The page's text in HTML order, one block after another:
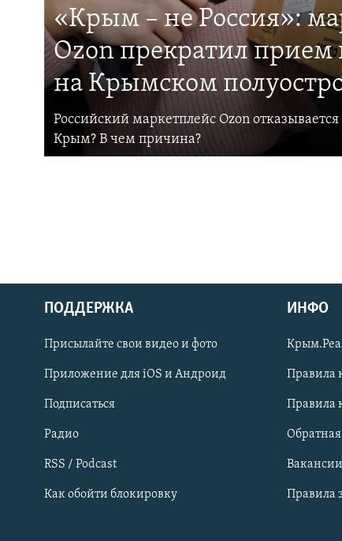
Українською
Qırımtatar
ПРИСОЕДИНЯЙТЕСЬ!
«Крым – не Россия»:
Ozon прекратил прием
на Крымском
Российский маркетплейс Ozon отказывается
Крым? В чем причина?
ПОДДЕРЖКА
Присылайте свои видео и фото
Приложение для iOS и Андроид
Подписаться
Радио
RSS / Podcast
Как обойти блокировку
ИНФО
Правила
Правила
Обратная
Вакансии
Правила